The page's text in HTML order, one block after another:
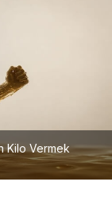
Kilo Vermek